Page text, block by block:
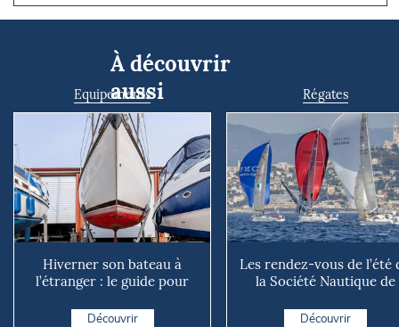
À découvrir
aussi
Equipements
Hiverner son bateau à
l’étranger : le guide pour
Découvrir
Régates
Les rendez-vous de l’été
la Société Nautique de
Découvrir